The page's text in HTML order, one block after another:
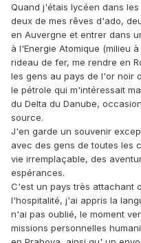
Quand j'étais lycéen dans les
deux de mes rêves d'ado,
en Auvergne et entrer dans
à l'Energie Atomique (milieu
rideau de fer, me rendre en
les gens au pays de l'or noir
le pétrole qui m'intéressait
du Delta du Danube,
source.
J'en garde un souvenir
avec des gens de toutes les
vie irremplaçable, des
espérances.
C'est un pays très attachant
l'hospitalité, j'ai appris la
n'ai pas oublié, le moment
missions personnelles